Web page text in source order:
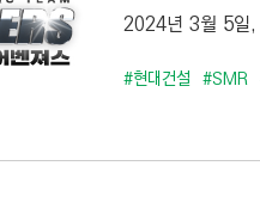
2024년 3월 5일,
#현대건설 #SMR